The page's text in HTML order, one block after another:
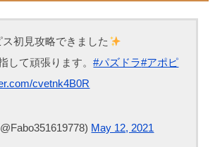
初見攻略できました
して頑張ります。#パズドラ#アポピ
cvetnk4B0R
May 12, 2021